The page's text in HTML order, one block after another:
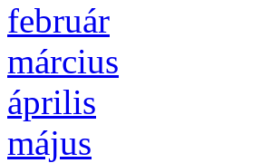
feb­ru­ár
már­ci­us
áp­ri­lis
má­jus